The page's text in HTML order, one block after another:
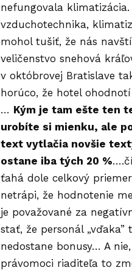
nefungovala klimatizácia.
vzduchotechnika,
mohol tušiť, že nás
veličenstvo snehová
v októbrovej Bratislave
horúco, že hotel
… Kým je tam ešte ten
urobíte si mienku, ale
text vytlačia novšie
ostane iba tých 20 %
ťahá dole celkový
netrápi, že hodnotenie
je považované za
stať, že personál „vďaka”
nedostane bonusy… A
právomoci riaditeľa to